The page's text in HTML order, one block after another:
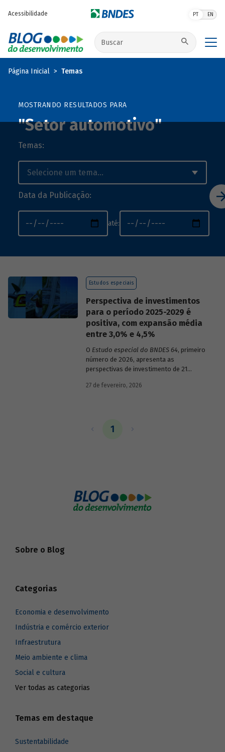
Acessibilidade PT EN
Buscar no site
Página Inicial Temas
MOSTRANDO RESULTADOS PARA
"Setor automotivo"
Temas:
Data da Publicação:
até:
Estudos especiais
Perspectiva de investimentos
para o período 2025-2029 é
positiva, com expansão média
entre 3,0% e 4,5%
O Estudo especial do BNDES 64, primeiro
número de 2026, apresenta as
perspectivas de investimento de 21
período de 2025 a 2029.
27 de fevereiro, 2026
1
Sobre o Blog
Categorias
Economia e desenvolvimento
Indústria e comércio exterior
Infraestrutura
Meio ambiente e clima
Social e cultura
Ver todas as categorias
Temas em destaque
Sustentabilidade